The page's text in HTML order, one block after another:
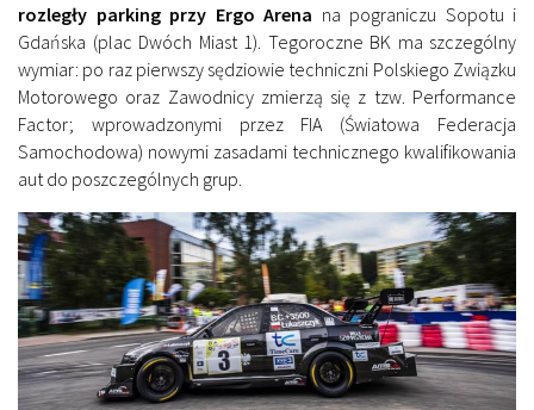
rozległy parking przy Ergo Arena na pograniczu Sopotu i
Gdańska (plac Dwóch Miast 1). Tegoroczne BK ma szczególny
wymiar: po raz pierwszy sędziowie techniczni Polskiego Związku
Motorowego oraz Zawodnicy zmierzą się z tzw. Performance
Factor; wprowadzonymi przez FIA (Światowa Federacja
Samochodowa) nowymi zasadami technicznego kwalifikowania
aut do poszczególnych grup.